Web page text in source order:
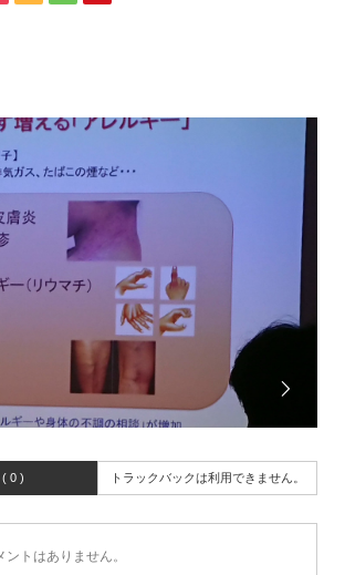
( 0 ) トラックバックは利用できません。
トはありません。